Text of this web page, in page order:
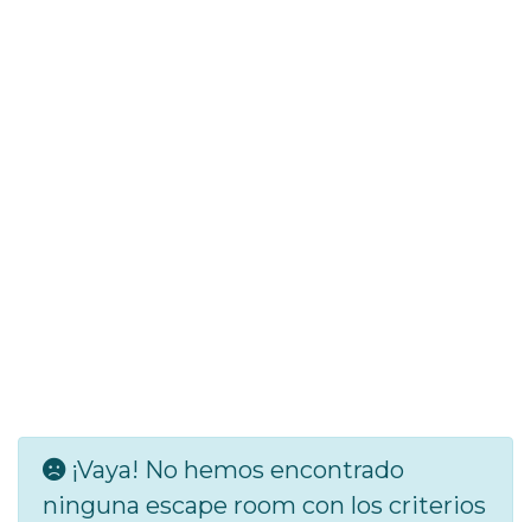
¡Vaya! No hemos encontrado
ninguna escape room con los criterios